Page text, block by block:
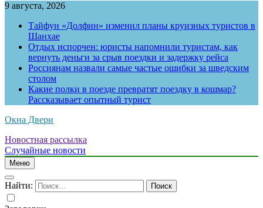
9 августа, 2026
Тайфун «Долфин» изменил планы круизных туристов в
Шанхае
Отдых испорчен: юристы напомнили туристам, как
вернуть деньги за срыв поездки и задержку рейса
Россиянам назвали самые частые ошибки за шведским
столом
Какие полки в поезде превратят поездку в кошмар?
Рассказывает опытный турист
Окна Двери
Новостная рассылка
Случайные новости
Меню
Найти: